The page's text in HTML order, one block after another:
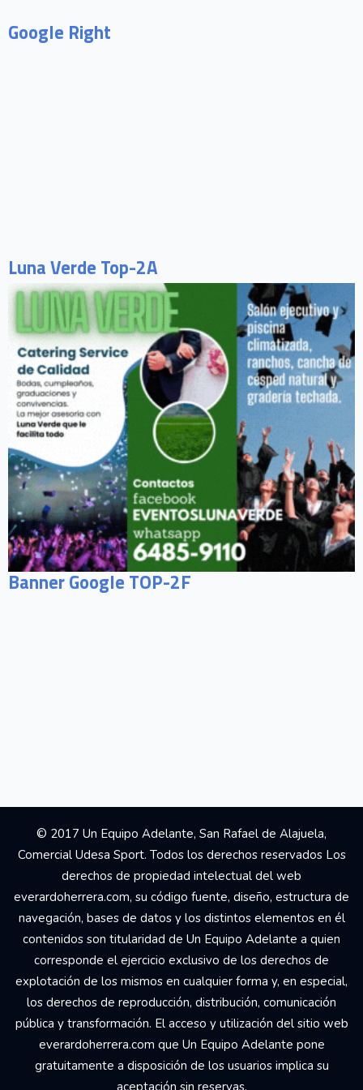
Luna Verde Top-2A
© 2017 Un Equipo Adelante, San Rafael de Alajuela,
Comercial Udesa Sport. Todos los derechos reservados Los
derechos de propiedad intelectual del web
everardoherrera.com, su código fuente, diseño, estructura de
navegación, bases de datos y los distintos elementos en él
contenidos son titularidad de Un Equipo Adelante a quien
corresponde el ejercicio exclusivo de los derechos de
explotación de los mismos en cualquier forma y, en especial,
los derechos de reproducción, distribución, comunicación